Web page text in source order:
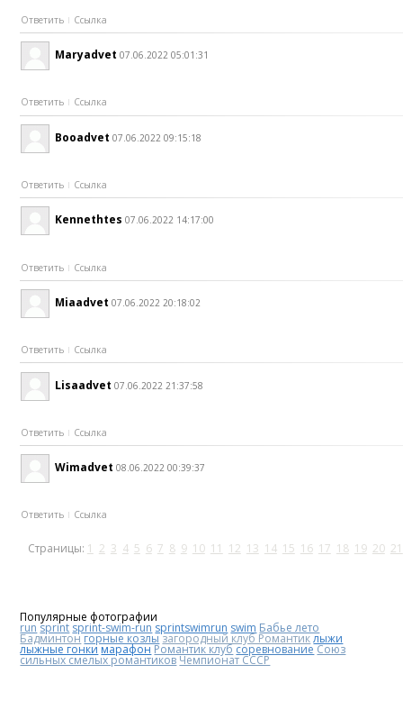
Ответить Ссылка
Maryadvet 07.06.2022 05:01:31
Ответить Ссылка
Booadvet 07.06.2022 09:15:18
Ответить Ссылка
Kennethtes 07.06.2022 14:17:00
Ответить Ссылка
Miaadvet 07.06.2022 20:18:02
Ответить Ссылка
Lisaadvet 07.06.2022 21:37:58
Ответить Ссылка
Wimadvet 08.06.2022 00:39:37
Ответить Ссылка
Страницы: 1 2 3 4 5 6 7 8 9 10 11 12 13 14 15 16 17 18 19 20 21
Популярные фотографии
run sprint sprint-swim-run sprintswimrun swim Бабье лето
Бадминтонгорные козлы загородный клуб Романтиклыжи
лыжные гонки марафонРомантик клубсоревнованиеСоюз
сильных смелых романтиковЧемпионат СССР